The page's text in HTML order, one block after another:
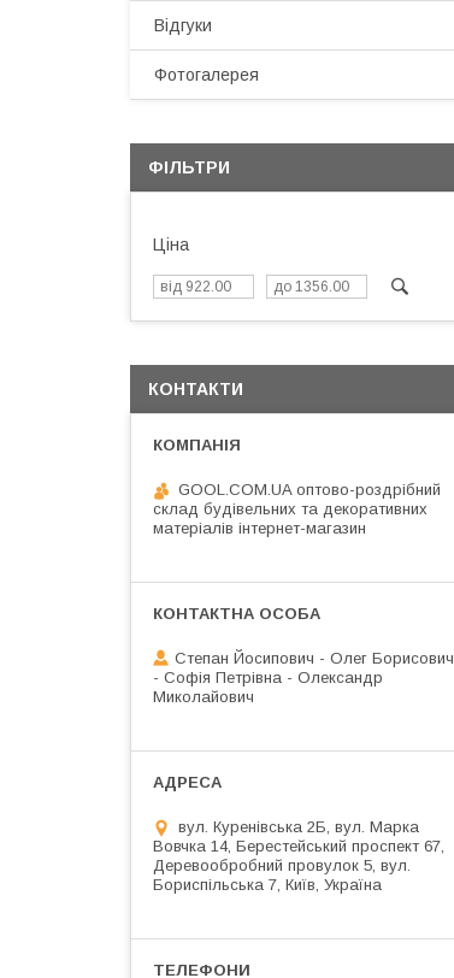
Відгуки
Фотогалерея
ФІЛЬТРИ
Ціна
КОНТАКТИ
GOOL.COM.UA оптово-роздрібний
склад будівельних та декоративних
матеріалів інтернет-магазин
Степан Йосипович - Олег Борисович
- Софія Петрівна - Олександр
Миколайович
вул. Куренівська 2Б, вул. Марка
Вовчка 14, Берестейський проспект 67,
Деревообробний провулок 5, вул.
Бориспільська 7, Київ, Україна